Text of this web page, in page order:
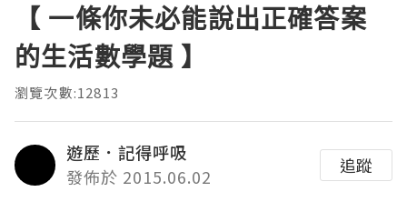
【 一條你未必能說出正確答案
的生活數學題 】
瀏覽次數:12813
遊歷．記得呼吸
發佈於 2015.06.02
追蹤